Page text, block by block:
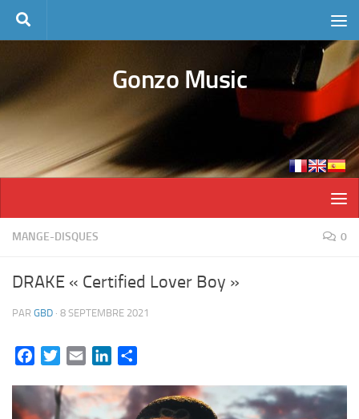
Skip to content
Gonzo Music
MANGE-DISQUES 0
DRAKE « Certified Lover Boy »
PAR GBD · 8 SEPTEMBRE 2021
FacebookTwitterEmail LinkedIn